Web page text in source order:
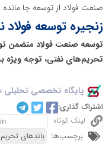
صنعت فولاد از توسعه جا
زنجیره توسعه فولاد
توسعه صنعت فولاد متضمن
تحریم‌های نفتی، توجه ویژه
پایگاه تخصصی تحلیلی
اشتراک گذاری:
لینک کوتاه
برچسب‌ها: باندهای تحریم